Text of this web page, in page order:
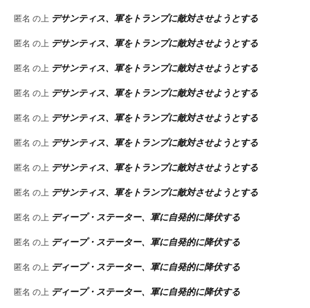
匿名 の上 デサンティス、軍をトランプに敵対させようとする
匿名 の上 デサンティス、軍をトランプに敵対させようとする
匿名 の上 デサンティス、軍をトランプに敵対させようとする
匿名 の上 デサンティス、軍をトランプに敵対させようとする
匿名 の上 デサンティス、軍をトランプに敵対させようとする
匿名 の上 デサンティス、軍をトランプに敵対させようとする
匿名 の上 デサンティス、軍をトランプに敵対させようとする
匿名 の上 デサンティス、軍をトランプに敵対させようとする
匿名 の上 ディープ・ステーター、軍に自発的に降伏する
匿名 の上 ディープ・ステーター、軍に自発的に降伏する
匿名 の上 ディープ・ステーター、軍に自発的に降伏する
匿名 の上 ディープ・ステーター、軍に自発的に降伏する